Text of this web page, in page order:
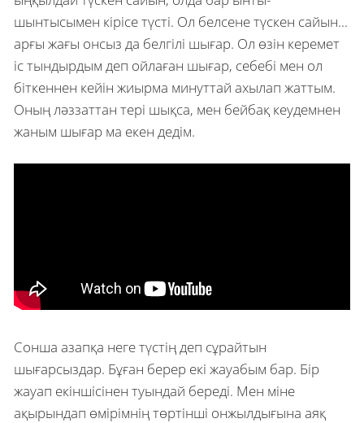
шынтысымен кірісе түсті. Ол белсене түскен сайын...
арғы жағы онсыз да белгілі шығар. Ол өзін керемет
іс тындырдым деп ойлаған шығар, себебі мен ол
біткеннен кейін жиырма минуттай ахылап жаттым.
Оның ләззаттан тері шықса, мен бейбақ кеудемнен
жаным шығар ма екен дедім.
Сонша азапқа неге түстің деп сұрайтын
шығарсыздар. Бұған берер екі жауабым бар. Бір
жауап екіншісінен туындай береді. Мен міне
ақырындап өмірімнің төртінші онжылдығына аяқ